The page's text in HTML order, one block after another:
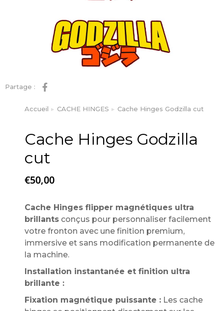
Partage :
Vous êtes ici :
Accueil CACHE HINGES Cache Hinges Godzilla cut
Cache Hinges Godzilla
cut
€50,00
Cache Hinges flipper magnétiques ultra
brillants conçus pour personnaliser facilement
votre fronton avec une finition premium,
immersive et sans modification permanente de
la machine.
Installation instantanée et finition ultra
brillante :
Fixation magnétique puissante : Les cache